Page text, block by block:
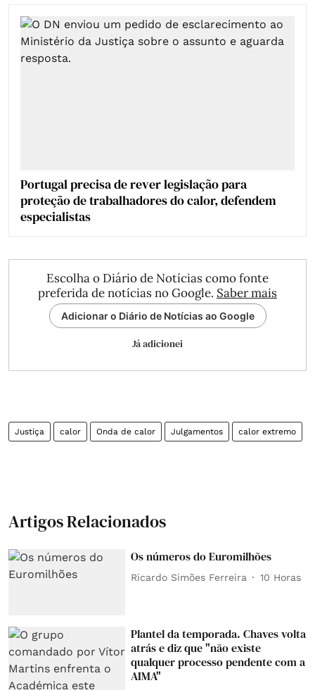
Portugal precisa de rever legislação para
proteção de trabalhadores do calor, defendem
especialistas
Escolha o Diário de Notícias como fonte
preferida de notícias no Google. Saber mais
Adicionar o Diário de Notícias ao Google
Já adicionei
Justiça calor Onda de calor Julgamentos calor extremo
Artigos Relacionados
Os números do Euromilhões
Ricardo Simões Ferreira 10 Horas
Plantel da temporada. Chaves volta
atrás e diz que "não existe
qualquer processo pendente com a
AIMA"